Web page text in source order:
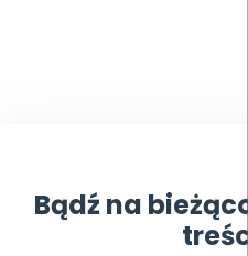
Bądź na